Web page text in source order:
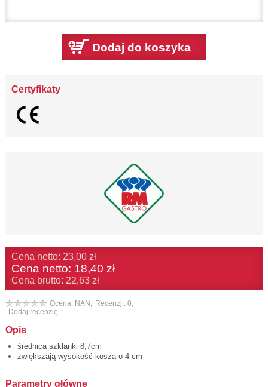
Dodaj do koszyka
Certyfikaty
Cena netto: 23,00 zł
Cena netto: 18,40 zł
Cena brutto: 22,63 zł
Ocena: NAN, Recenzji: 0,
Dodaj recenzję
Opis
średnica szklanki 8,7cm
zwiększają wysokość kosza o 4 cm
Parametry główne